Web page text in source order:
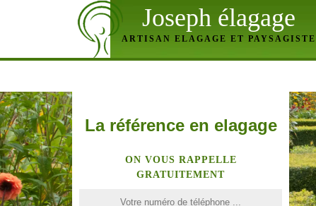
Joseph élagage
ARTISAN ELAGAGE ET PAYSAGISTE
La référence en elagage
ON VOUS RAPPELLE
GRATUITEMENT